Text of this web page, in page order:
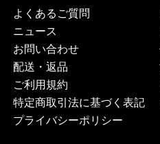
よくあるご質問
ニュース
お問い合わせ
配送・返品
ご利用規約
特定商取引法に基づく表記
プライバシーポリシー